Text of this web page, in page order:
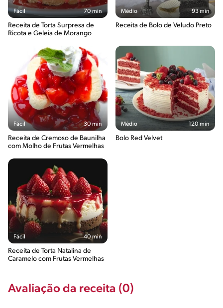
Fácil 70 min
Receita de Torta Surpresa de
Ricota e Geleia de Morango
Médio 93 min
Receita de Bolo de Veludo Preto
Fácil 30 min
Receita de Cremoso de Baunilha
com Molho de Frutas Vermelhas
Médio 120 min
Bolo Red Velvet
Fácil 40 min
Receita de Torta Natalina de
Caramelo com Frutas Vermelhas
Avaliação da receita (0)